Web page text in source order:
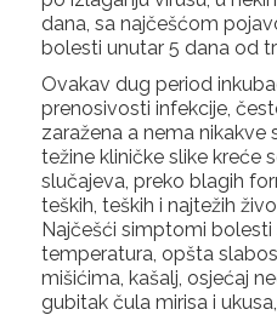
dana, sa najčešćom
bolesti unutar 5 dana od
Ovakav dug period
prenosivosti infekcije,
zaražena a nema
težine kliničke slike kreće
slučajeva, preko blagih
teških, teških i najtežih
Najčešći simptomi bolesti
temperatura, opšta
mišićima, kašalj, osjećaj
gubitak čula mirisa i